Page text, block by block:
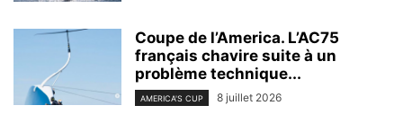
Coupe de l’America. L’AC75
français chavire suite à un
problème technique...
AMERICA'S CUP 8 juillet 2026